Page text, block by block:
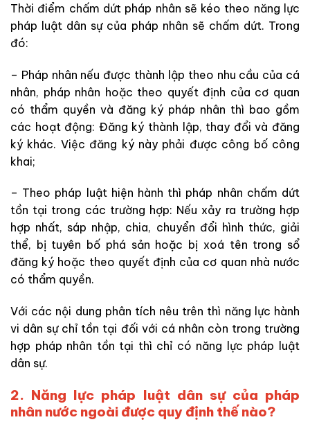
Thời điểm chấm dứt pháp nhân sẽ kéo theo năng lực
pháp luật dân sự của pháp nhân sẽ chấm dứt. Trong
đó:
– Pháp nhân nếu được thành lập theo nhu cầu của cá
nhân, pháp nhân hoặc theo quyết định của cơ quan
có thẩm quyền và đăng ký pháp nhân thì bao gồm
các hoạt động: Đăng ký thành lập, thay đổi và đăng
ký khác. Việc đăng ký này phải được công bố công
khai;
– Theo pháp luật hiện hành thì pháp nhân chấm dứt
tồn tại trong các trường hợp: Nếu xảy ra trường hợp
hợp nhất, sáp nhập, chia, chuyển đổi hình thức, giải
thể, bị tuyên bố phá sản hoặc bị xoá tên trong sổ
đăng ký hoặc theo quyết định của cơ quan nhà nước
có thẩm quyền.
Với các nội dung phân tích nêu trên thì năng lực hành
vi dân sự chỉ tồn tại đối với cá nhân còn trong trường
hợp pháp nhân tồn tại thì chỉ có năng lực pháp luật
dân sự.
2. Năng lực pháp luật dân sự của pháp
nhân nước ngoài được quy định thế nào?